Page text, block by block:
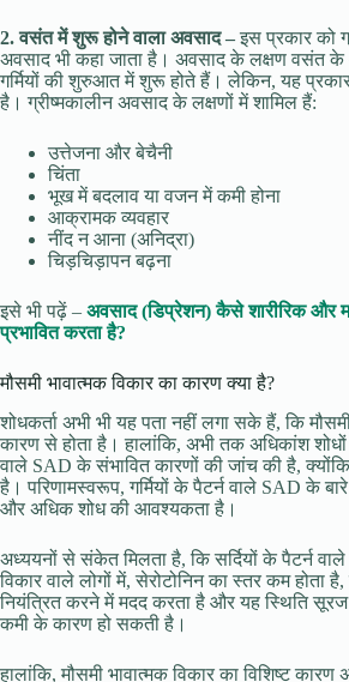
2. वसंत में शुरू होने वाला अवसाद –इस प्रकार को
अवसाद भी कहा जाता है। अवसाद के लक्षण वसंत
गर्मियों की शुरुआत में शुरू होते हैं। लेकिन, यह
है। ग्रीष्मकालीन अवसाद के लक्षणों में शामिल हैं:
उत्तेजना और बेचैनी
चिंता
भूख में बदलाव या वजन में कमी होना
आक्रामक व्यवहार
नींद न आना (अनिद्रा)
चिड़चिड़ापन बढ़ना
इसे भी पढ़ें – अवसाद (डिप्रेशन) कैसे शारीरिक और
प्रभावित करता है?
मौसमी भावात्मक विकार का कारण क्या है?
शोधकर्ता अभी भी यह पता नहीं लगा सके हैं, कि
कारण से होता है। हालांकि, अभी तक अधिकांश शोधों
वाले SAD के संभावित कारणों की जांच की है,
है। परिणामस्वरूप, गर्मियों के पैटर्न वाले SAD के
और अधिक शोध की आवश्यकता है।
अध्ययनों से संकेत मिलता है, कि सर्दियों के पैटर्न वाले
विकार वाले लोगों में, सेरोटोनिन का स्तर कम होता
नियंत्रित करने में मदद करता है और यह स्थिति सूरज
कमी के कारण हो सकती है।
हालांकि, मौसमी भावात्मक विकार का विशिष्ट कारण